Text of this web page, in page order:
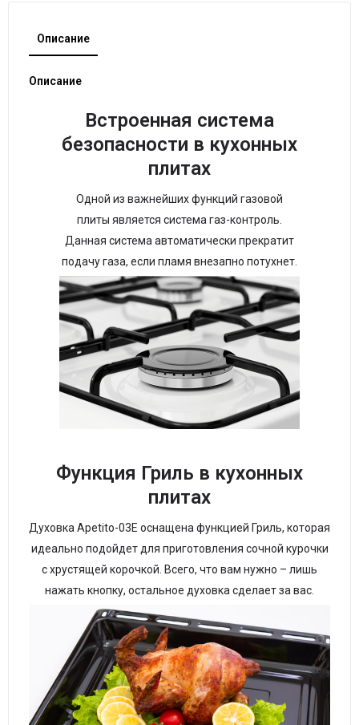
Описание
Описание
Встроенная система
безопасности в кухонных
плитах
Одной из важнейших функций газовой
плиты является система газ-контроль.
Данная система автоматически прекратит
подачу газа, если пламя внезапно потухнет.
Функция Гриль в кухонных
плитах
Духовка Apetito-03E оснащена функцией Гриль, которая
идеально подойдет для приготовления сочной курочки
с хрустящей корочкой. Всего, что вам нужно – лишь
нажать кнопку, остальное духовка сделает за вас.